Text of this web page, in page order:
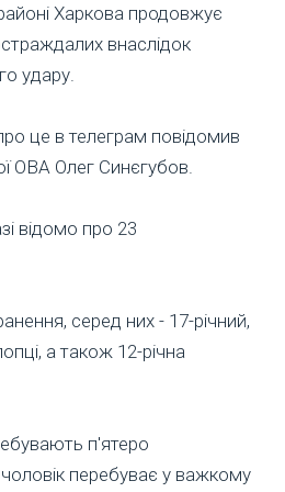
Харкова продовжує
внаслідок
удару.
це в телеграм повідомив
ОВА Олег Синєгубов.
відомо про 23
серед них - 17-річний,
а також 12-річна
п'ятеро
перебуває у важкому